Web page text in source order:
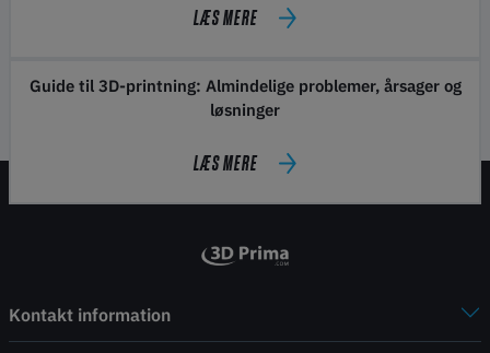
LÆS MERE
Guide til 3D-printning: Almindelige problemer, årsager og
løsninger
LÆS MERE
Kontakt information